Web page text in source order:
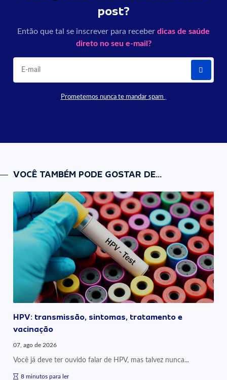
post?
Então que tal se inscrever para receber dicas de saúde
direto no seu e-mail?
Prometemos nunca te mandar spam
VOCÊ TAMBÉM PODE GOSTAR DE...
HPV: transmissão, sintomas, tratamento e
vacinação
07, ago de 2026
Você já deve ter ouvido falar de HPV, mas talvez nunca...
8 minutos para ler